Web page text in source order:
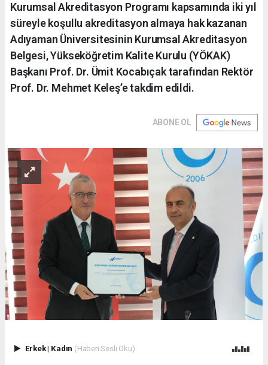
Kurumsal Akreditasyon Programı kapsamında iki yıl
süreyle koşullu akreditasyon almaya hak kazanan
Adıyaman Üniversitesinin Kurumsal Akreditasyon
Belgesi, Yükseköğretim Kalite Kurulu (YÖKAK)
Başkanı Prof. Dr. Ümit Kocabıçak tarafından Rektör
Prof. Dr. Mehmet Keleş’e takdim edildi.
ABONE OL
Erkek| Kadın (Haberi Sesli Oku)